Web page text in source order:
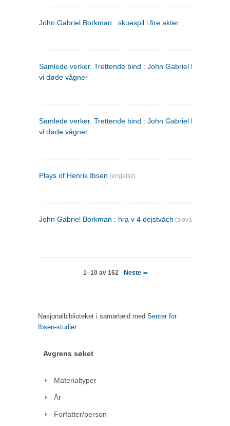
John Gabriel Borkman : skuespil i fire akter
Samlede verker. Trettende bind : John Gabriel Borkman ;
vi døde vågner
Samlede verker. Trettende bind : John Gabriel Borkman ;
vi døde vågner
Plays of Henrik Ibsen (engelsk)
John Gabriel Borkman : hra v 4 dejstvách (slovakisk)
1–10 av 162 Neste >>
Nasjonalbiblioteket i samarbeid med Senter for
Ibsen-studier
Avgrens søket
Materialtyper
År
Forfatter/person